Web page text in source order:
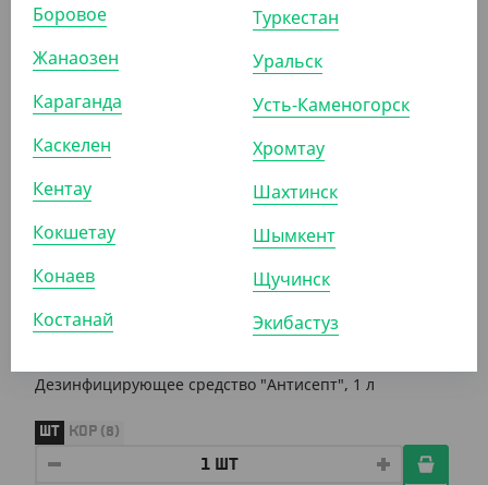
Влажные салфетки в инд. упаковке с хлоргексидином
КОР (1000)
АРТ. 3140902
2 751₸
Дезинфицирующее средство "Антисепт", 1 л
ШТ КОР (8)
Боровое
Жанаозен
Караганда
Каскелен
Кентау
Кокшетау
Конаев
Костанай
Туркестан
Уральск
Усть-Каменогорск
Хромтау
Шахтинск
Шымкент
Щучинск
Экибастуз